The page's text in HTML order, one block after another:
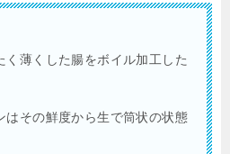
く薄くした腸をボイル加工した
はその鮮度から生で筒状の状態